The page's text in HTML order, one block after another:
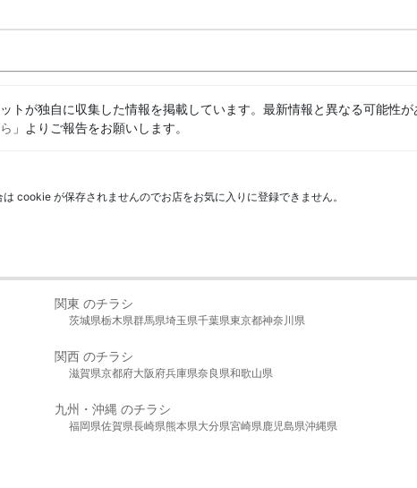
トが独自に収集した情報を掲載しています。最新情報と異なる可能性
」よりご報告をお願いします。
cookie が保存されませんのでお店をお気に入りに登録できません。
関東 のチラシ
茨城県栃木県群馬県埼玉県千葉県東京都神奈川県
関西 のチラシ
滋賀県京都府大阪府兵庫県奈良県和歌山県
九州・沖縄 のチラシ
福岡県佐賀県長崎県熊本県大分県宮崎県鹿児島県沖縄県